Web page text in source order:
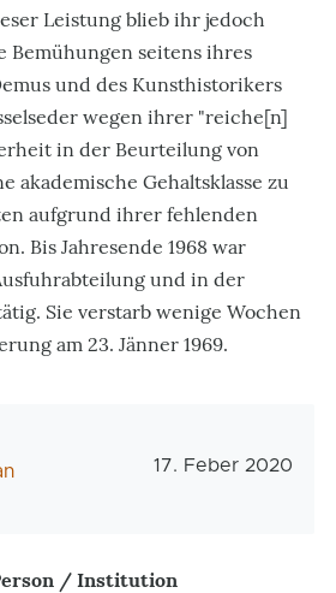
Leistung blieb ihr jedoch
Bemühungen seitens ihres
und des Kunsthistorikers
wegen ihrer "reiche[n]
in der Beurteilung von
akademische Gehaltsklasse zu
aufgrund ihrer fehlenden
Bis Jahresende 1968 war
und in der
Sie verstarb wenige Wochen
am 23. Jänner 1969.
17. Feber 2020
/ Institution